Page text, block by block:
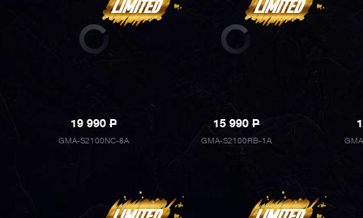
19 990P
GMA-S2100NC-8A
15 990P
GMA-S2100RB-1A